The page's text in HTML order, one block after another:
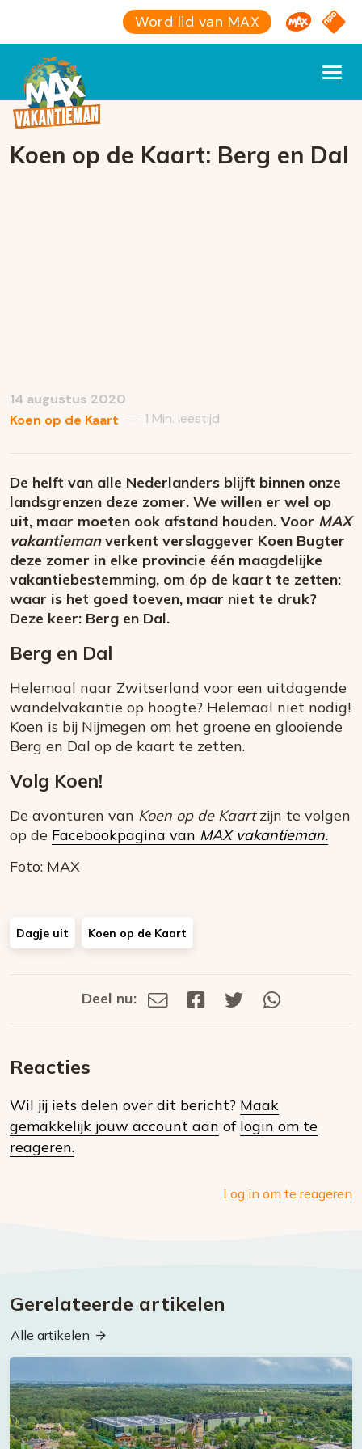
Word lid van MAX Omroep
NPO
Koen op de Kaart: Berg en Dal
14 augustus 2020
Koen op de Kaart — 1 Min. leestijd
De helft van alle Nederlanders blijft binnen onze
landsgrenzen deze zomer. We willen er wel op
uit, maar moeten ook afstand houden. Voor MAX
vakantiemanverkent verslaggever Koen Bugter
deze zomer in elke provincie één maagdelijke
vakantiebestemming, om óp de kaart te zetten:
waar is het goed toeven, maar niet te druk?
Deze keer: Berg en Dal.
Berg en Dal
Helemaal naar Zwitserland voor een uitdagende
wandelvakantie op hoogte? Helemaal niet nodig!
Koen is bij Nijmegen om het groene en glooiende
Berg en Dal op de kaart te zetten.
Volg Koen!
De avonturen van Koen op de Kaartzijn te volgen
op de Facebookpagina van MAX vakantieman.
Foto: MAX
Dagje uit Koen op de Kaart
Deel
social
media
Deel nu:
Deel
Deel
Deel
Reacties
Wil jij iets delen over dit bericht? Maak
gemakkelijk jouw account aan of login om te
reageren.
Log in om te reageren
Gerelateerde artikelen
Alle artikelen